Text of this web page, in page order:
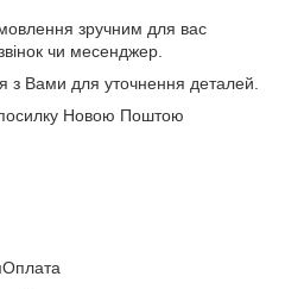
зручним для вас
чи месенджер.
з Вами для уточнення деталей.
Новою Поштою